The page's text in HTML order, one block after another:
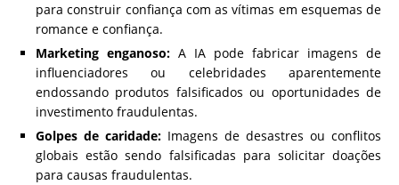
para construir confiança com as vítimas em esquemas de
romance e confiança.
Marketing enganoso: A IA pode fabricar imagens de
influenciadores ou celebridades aparentemente
endossando produtos falsificados ou oportunidades de
investimento fraudulentas.
Golpes de caridade: Imagens de desastres ou conflitos
globais estão sendo falsificadas para solicitar doações
para causas fraudulentas.